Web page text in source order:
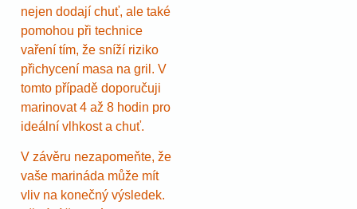
nejen dodají chuť, ale také
pomohou při technice
vaření tím, že sníží riziko
přichycení masa na gril. V
tomto případě doporučuji
marinovat 4 až 8 hodin pro
ideální vlhkost a chuť.
V závěru nezapomeňte, že
vaše marináda může mít
vliv na konečný výsledek.